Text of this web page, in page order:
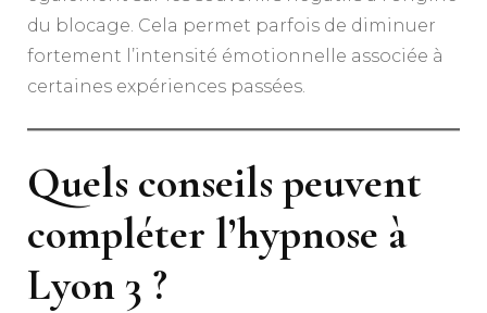
du blocage. Cela permet parfois de diminuer
fortement l’intensité émotionnelle associée à
certaines expériences passées.
Quels conseils peuvent
compléter l’hypnose à
Lyon 3 ?